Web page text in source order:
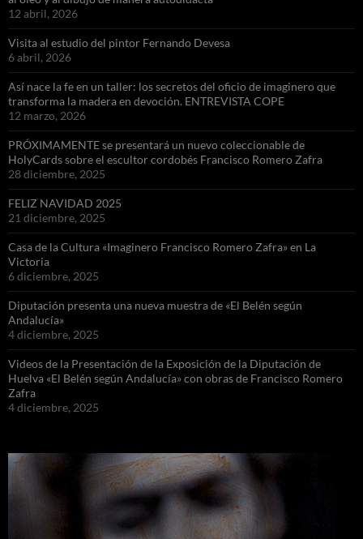
12 abril, 2026
Visita al estudio del pintor Fernando Devesa
6 abril, 2026
Así nace la fe en un taller: los secretos del oficio de imaginero que
transforma la madera en devoción. ENTREVISTA COPE
12 marzo, 2026
PRÓXIMAMENTE se presentará un nuevo coleccionable de
HolyCards sobre el escultor cordobés Francisco Romero Zafra
28 diciembre, 2025
FELIZ NAVIDAD 2025
21 diciembre, 2025
Casa de la Cultura «Imaginero Francisco Romero Zafra» en La
Victoria
6 diciembre, 2025
Diputación presenta una nueva muestra de «El Belén según
Andalucía»
4 diciembre, 2025
Videos de la Presentación de la Exposición de la Diputación de
Huelva «El Belén según Andalucía» con obras de Francisco Romero
Zafra
4 diciembre, 2025